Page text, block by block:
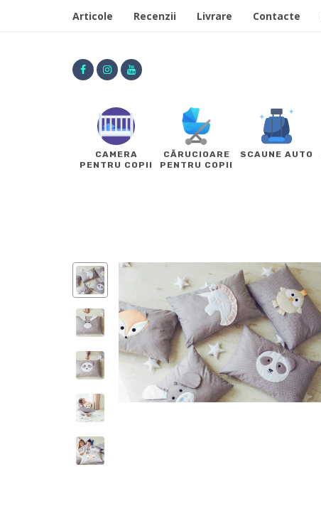
Articole Recenzii Livrare Contacte
CAMERA
PENTRU COPII
CĂRUCIOARE
PENTRU COPII
SCAUNE AUTO